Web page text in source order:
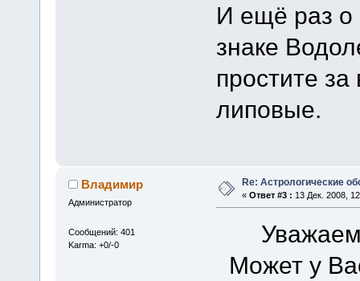
И ещё раз о
знаке
простите
липовые.
Владимир
Администратор
Сообщений: 401
Karma: +0/-0
Re: Астрологические
« Ответ #3 : 13 Дек. 2008,
Может у